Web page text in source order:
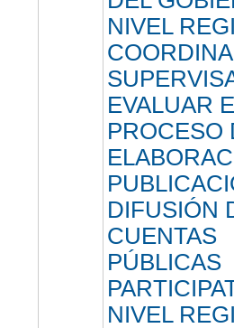
NIVEL
EVALUAR
PROCESO
DIFUSIÓN
CUENTAS
PÚBLICAS
NIVEL